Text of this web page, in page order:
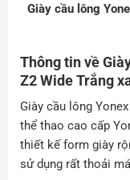
Giày cầu lông
Thông tin về
Z2 Wide Trắng
Giày cầu lông
thể thao cao cấp
thiết kế form giày
sử dụng rất thoải